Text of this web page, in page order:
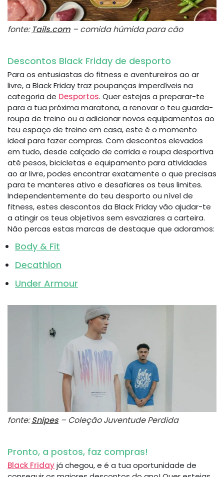
fonte: Tails.com – comida húmida para cão
Descontos Black Friday de desporto
Para os entusiastas do fitness e aventureiros ao ar
livre, a Black Friday traz poupanças imperdíveis na
categoria de Desportos. Quer estejas a preparar-te
para a tua próxima maratona, a renovar o teu guarda-
roupa de treino ou a adicionar novos equipamentos ao
teu espaço de treino em casa, este é o momento
ideal para fazer compras. Com descontos elevados
em tudo, desde calçado de corrida e roupa desportiva
até pesos, bicicletas e equipamento para atividades
ao ar livre, podes encontrar exatamente o que precisas
para te manteres ativo e desafiares os teus limites.
Independentemente do teu desporto ou nível de
fitness, estes descontos da Black Friday vão ajudar-te
a atingir os teus objetivos sem esvaziares a carteira.
Não percas estas marcas de destaque que adoramos:
Body & Fit
Decathlon
Under Armour
fonte:Snipes– Coleção Juventude Perdida
Pronto, a postos, faz compras!
Black Fridayjá chegou, e é a tua oportunidade de